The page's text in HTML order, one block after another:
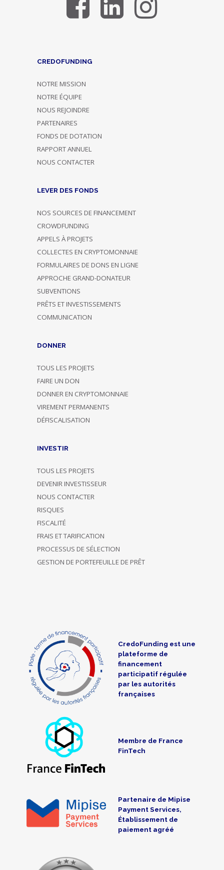
CREDOFUNDING
NOTRE MISSION
NOTRE ÉQUIPE
NOUS REJOINDRE
PARTENAIRES
FONDS DE DOTATION
RAPPORT ANNUEL
NOUS CONTACTER
LEVER DES FONDS
NOS SOURCES DE FINANCEMENT
CROWDFUNDING
APPELS À PROJETS
COLLECTES EN CRYPTOMONNAIE
FORMULAIRES DE DONS EN LIGNE
APPROCHE GRAND-DONATEUR
SUBVENTIONS
PRÊTS ET INVESTISSEMENTS
COMMUNICATION
DONNER
TOUS LES PROJETS
FAIRE UN DON
DONNER EN CRYPTOMONNAIE
VIREMENT PERMANENTS
DÉFISCALISATION
INVESTIR
TOUS LES PROJETS
DEVENIR INVESTISSEUR
NOUS CONTACTER
RISQUES
FISCALITÉ
FRAIS ET TARIFICATION
PROCESSUS DE SÉLECTION
GESTION DE PORTEFEUILLE DE PRÊT
CredoFunding est une
plateforme de
financement
participatif régulée
par les autorités
françaises
Membre de France
FinTech
Partenaire de Mipise
Payment Services,
Établissement de
paiement agréé